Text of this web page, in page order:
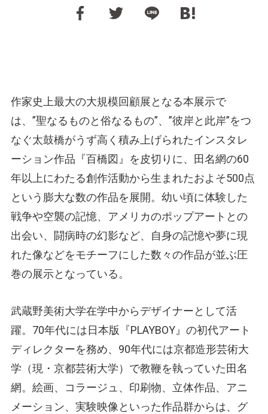
作家史上最大の大規模回顧展となる本展示で
は、”聖なるものと俗なるもの”、”彼岸と此岸”をつ
なぐ太鼓橋がうず高く積み上げられたインスタレ
ーション作品『百橋図』を皮切りに、田名網の60
年以上にわたる創作活動から生まれたおよそ500点
という膨大な数の作品を展開。幼い頃に体験した
戦争や空襲の記憶、アメリカのポップアートとの
出会い、闘病時の幻影など、自身の記憶や夢に現
れた像などをモチーフにした数々の作品が並ぶ圧
巻の展示となっている。
武蔵野美術大学在学中からデザイナーとして活
躍。70年代には日本版『PLAYBOY』の初代アート
ディレクターを務め、90年代には京都造形芸術大
学（現・京都芸術大学）で教鞭を執っていた田名
網。絵画、コラージュ、印刷物、立体作品、アニ
メーション、実験映像といった作品群からは、グ